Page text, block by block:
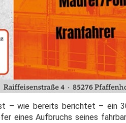
– wie bereits berichtet – ein
eines Aufbruchs seines